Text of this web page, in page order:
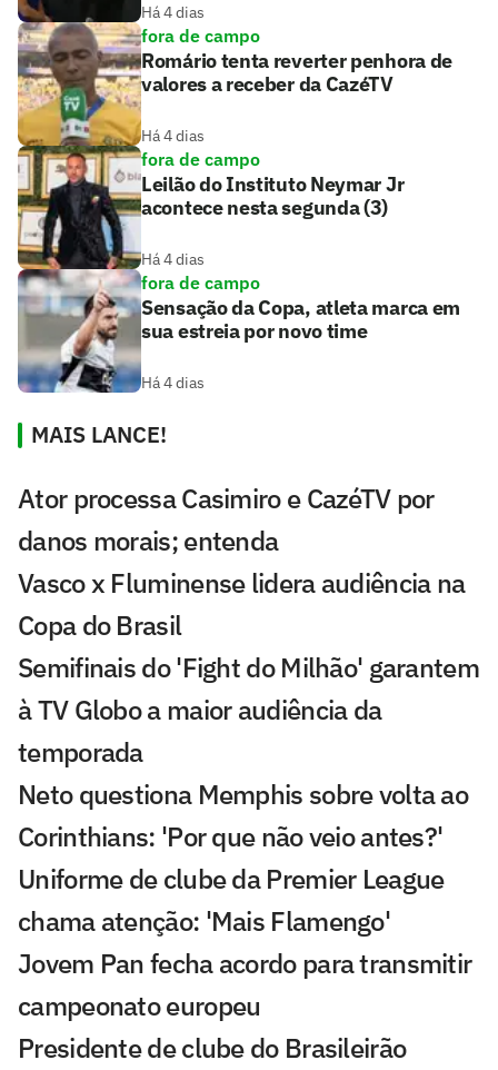
Há 4 dias
fora de campo
Romário tenta reverter penhora de
valores a receber da CazéTV
Há 4 dias
fora de campo
Leilão do Instituto Neymar Jr
acontece nesta segunda (3)
Há 4 dias
fora de campo
Sensação da Copa, atleta marca em
sua estreia por novo time
Há 4 dias
MAIS LANCE!
Ator processa Casimiro e CazéTV por
danos morais; entenda
Vasco x Fluminense lidera audiência na
Copa do Brasil
Semifinais do 'Fight do Milhão' garantem
à TV Globo a maior audiência da
temporada
Neto questiona Memphis sobre volta ao
Corinthians: 'Por que não veio antes?'
Uniforme de clube da Premier League
chama atenção: 'Mais Flamengo'
Jovem Pan fecha acordo para transmitir
campeonato europeu
Presidente de clube do Brasileirão